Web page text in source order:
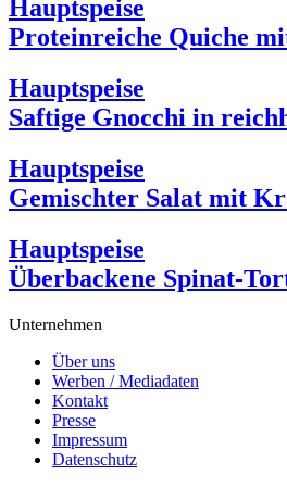
Hauptspeise
Proteinreiche Quiche
Hauptspeise
Saftige Gnocchi in
Hauptspeise
Gemischter Salat mit
Hauptspeise
Überbackene Spinat-
Unternehmen
Über uns
Werben / Mediadaten
Kontakt
Presse
Impressum
Datenschutz